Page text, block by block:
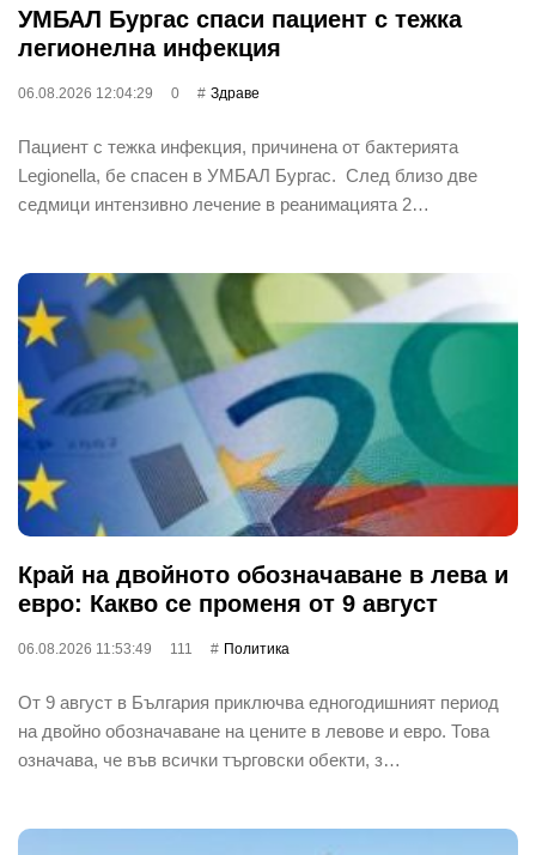
УМБАЛ Бургас спаси пациент с тежка
легионелна инфекция
06.08.2026 12:04:29 0 Здраве
Пациент с тежка инфекция, причинена от бактерията
Legionella, бе спасен в УМБАЛ Бургас. След близо две
седмици интензивно лечение в реанимацията 2…
Край на двойното обозначаване в лева и
евро: Какво се променя от 9 август
06.08.2026 11:53:49 111 Политика
От 9 август в България приключва едногодишният период
на двойно обозначаване на цените в левове и евро. Това
означава, че във всички търговски обекти, з…